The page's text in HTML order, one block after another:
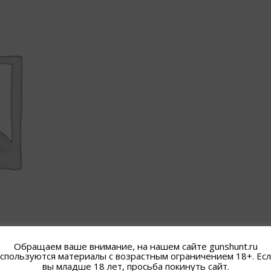
Обращаем ваше внимание, на нашем сайте gunshunt.ru
материалы с возрастным ограничением 18+.
вы младше 18 лет, просьба покинуть сайт.